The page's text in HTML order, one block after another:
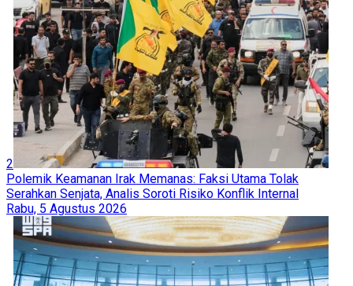
2
Polemik Keamanan Irak Memanas: Faksi Utama Tolak
Serahkan Senjata, Analis Soroti Risiko Konflik Internal
Rabu, 5 Agustus 2026